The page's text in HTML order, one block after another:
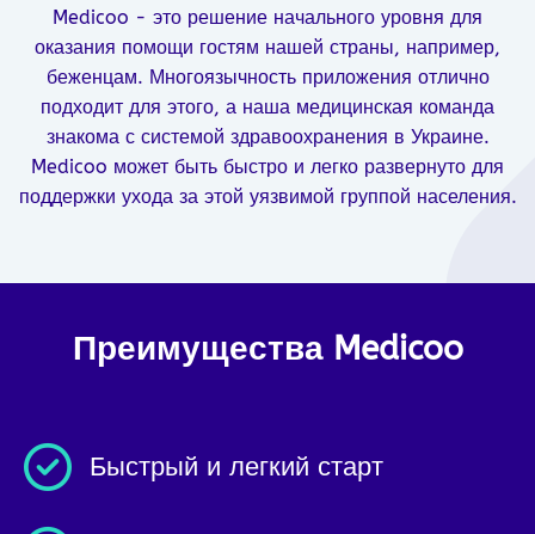
Medicoo - это решение начального уровня для
оказания помощи гостям нашей страны, например,
беженцам. Многоязычность приложения отлично
подходит для этого, а наша медицинская команда
знакома с системой здравоохранения в Украине.
Medicoo может быть быстро и легко развернуто для
поддержки ухода за этой уязвимой группой населения.
Преимущества Medicoo
Быстрый и легкий старт